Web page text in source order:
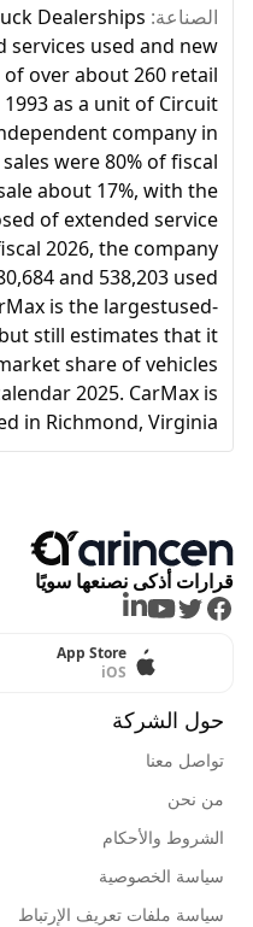
الصناعة: Dealerships
services used and new
over about 260 retail
as a unit of Circuit
company in
were 80% of fiscal
about 17%, with the
of extended service
2026, the company
and 538,203 used
is the largestused-
still estimates that it
share of vehicles
2025. CarMax is
in Richmond, Virginia.
قرارات أذكى نصنعها سويًا
Facebook
Twitter
Youtube
LinkedIn
App Store
iOS
حول الشركة
تواصل معنا
من نحن
الشروط والأحكام
سياسة الخصوصية
سياسة ملفات تعريف الإرتباط